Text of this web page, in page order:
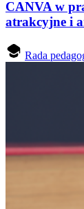
CANVA w
atrakcyjne i
Rada